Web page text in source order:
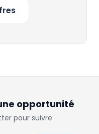
opportunité
pour suivre